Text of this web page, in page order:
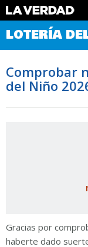
Comprobar Loteria
Premios
Noticias
Datos
Historia
LOTERÍA
Comprobar
del Niño
Gracias por
haberte dado